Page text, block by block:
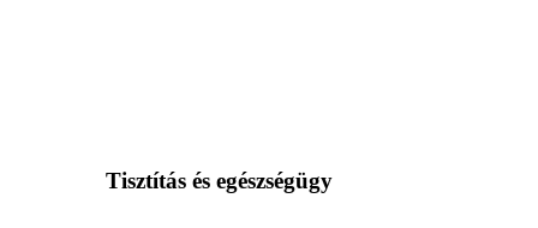
Tisztítás és egészségügy